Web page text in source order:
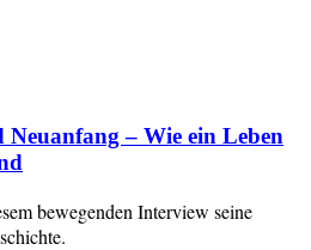
– Wie ein Leben
bewegenden Interview seine